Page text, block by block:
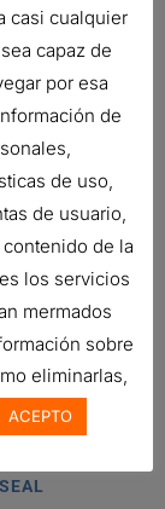
casi cualquier
capaz de
por esa
de
de uso,
de usuario,
de la
los servicios
mermados
sobre
eliminarlas,
ACEPTO